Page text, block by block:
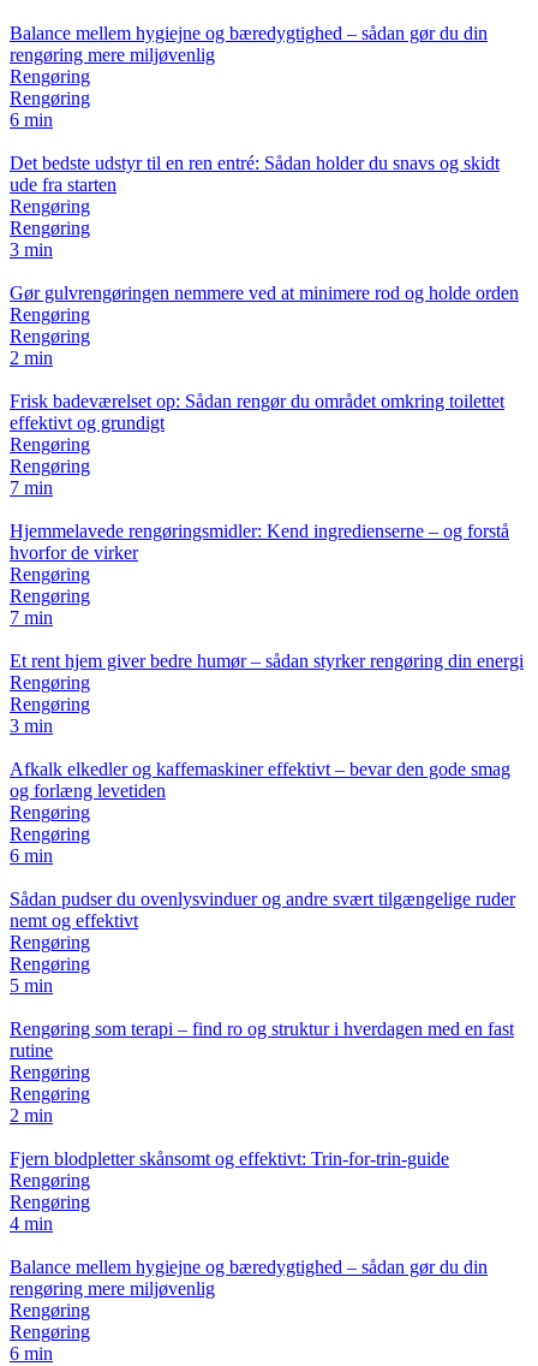
Balance mellem hygiejne og bæredygtighed – sådan gør du din
rengøring mere miljøvenlig
Rengøring
Rengøring
6 min
Det bedste udstyr til en ren entré: Sådan holder du snavs og skidt
ude fra starten
Rengøring
Rengøring
3 min
Gør gulvrengøringen nemmere ved at minimere rod og holde orden
Rengøring
Rengøring
2 min
Frisk badeværelset op: Sådan rengør du området omkring toilettet
effektivt og grundigt
Rengøring
Rengøring
7 min
Hjemmelavede rengøringsmidler: Kend ingredienserne – og forstå
hvorfor de virker
Rengøring
Rengøring
7 min
Et rent hjem giver bedre humør – sådan styrker rengøring din energi
Rengøring
Rengøring
3 min
Afkalk elkedler og kaffemaskiner effektivt – bevar den gode smag
og forlæng levetiden
Rengøring
Rengøring
6 min
Sådan pudser du ovenlysvinduer og andre svært tilgængelige ruder
nemt og effektivt
Rengøring
Rengøring
5 min
Rengøring som terapi – find ro og struktur i hverdagen med en fast
rutine
Rengøring
Rengøring
2 min
Fjern blodpletter skånsomt og effektivt: Trin-for-trin-guide
Rengøring
Rengøring
4 min
Balance mellem hygiejne og bæredygtighed – sådan gør du din
rengøring mere miljøvenlig
Rengøring
Rengøring
6 min